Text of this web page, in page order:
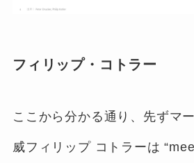
フィリップ・コトラー
ここから分かる通り、先ずマ
威フィリップ コトラーは